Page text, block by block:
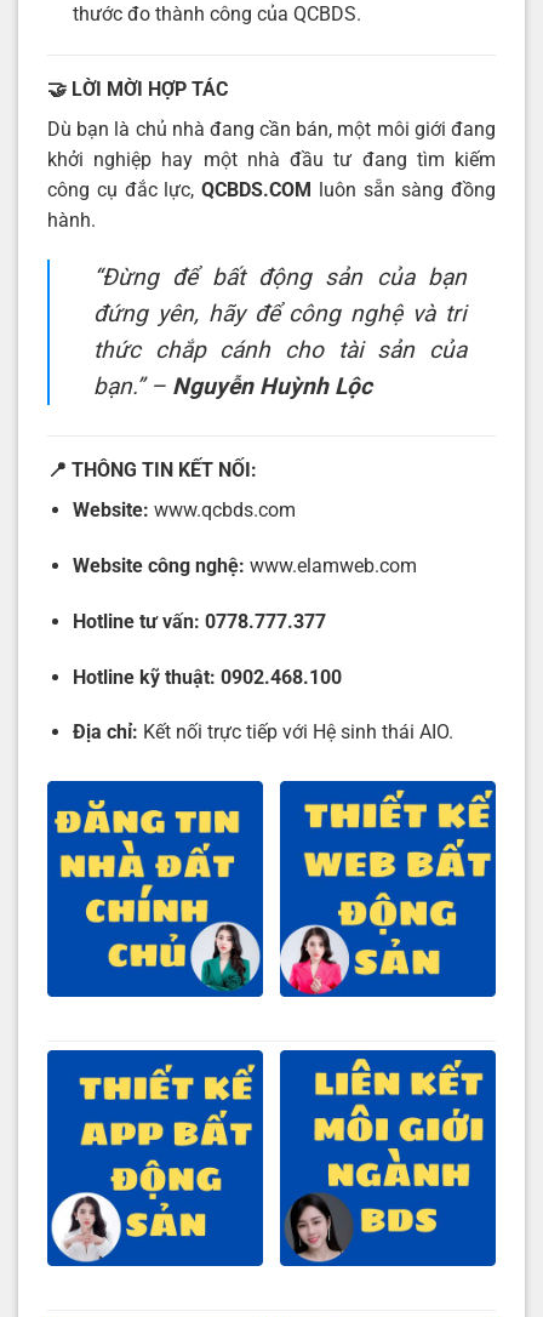
thước đo thành công của QCBDS.
🤝 LỜI MỜI HỢP TÁC
Dù bạn là chủ nhà đang cần bán, một môi giới đang
khởi nghiệp hay một nhà đầu tư đang tìm kiếm
công cụ đắc lực, QCBDS.COM luôn sẵn sàng đồng
hành.
“Đừng để bất động sản của bạn
đứng yên, hãy để công nghệ và tri
thức chắp cánh cho tài sản của
bạn.”– Nguyễn Huỳnh Lộc
📍 THÔNG TIN KẾT NỐI:
Website: www.qcbds.com
Website công nghệ: www.elamweb.com
Hotline tư vấn: 0778.777.377
Hotline kỹ thuật: 0902.468.100
Địa chỉ: Kết nối trực tiếp với Hệ sinh thái AIO.